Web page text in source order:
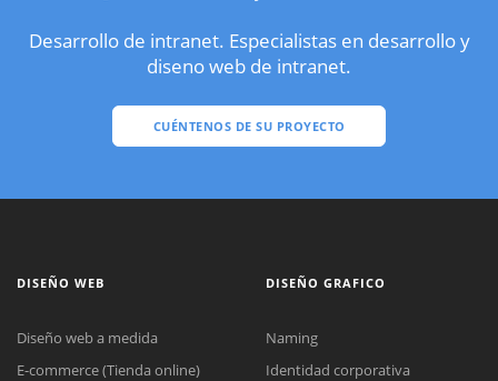
Desarrollo de intranet. Especialistas en desarrollo y
diseno web de intranet.
CUÉNTENOS DE SU PROYECTO
DISEÑO WEB
Diseño web a medida
E-commerce (Tienda online)
DISEÑO GRAFICO
Naming
Identidad corporativa